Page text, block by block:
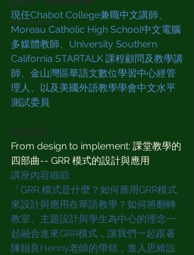
50th Album
現任Chabot College兼職中文講師、
Moreau Catholic High School中文電腦
多媒體教師、University Southern
California STARTALK 課程顧問及教學講
師、金山灣區華語文數位學習中心經管
理人、以及美國外語教學學會中文水平
測試委員
講座內容:
From design to implement: 課堂教學的
四部曲-- GRR 模式的設計與應用
講座內容細節:
「GRR 模式是什麼？如何應用GRR模式
來設計與應用在華語教學？如何將翻轉
教室、主題設計與學生為中心的理念一
起融合進來GRR模式，讓我們一起跟著
陳姮良Henny老師的帶領，進入思維設